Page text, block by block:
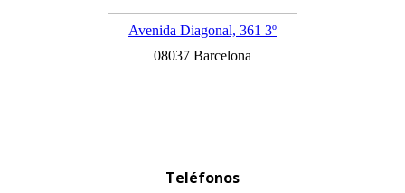
Avenida Diagonal, 361 3º
08037 Barcelona
Teléfonos